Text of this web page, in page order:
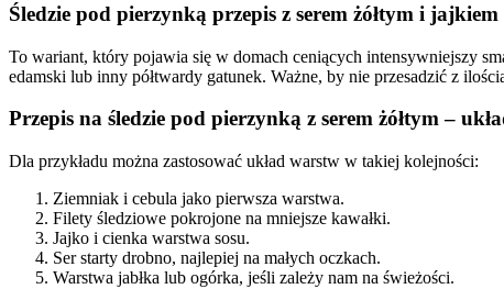
Śledzie pod pierzynką przepis z serem żółtym i jajkiem
To wariant, który pojawia się w domach ceniących intensywniejszy
edamski lub inny półtwardy gatunek. Ważne, by nie przesadzić z
Przepis na śledzie pod pierzynką z serem żółtym –
Dla przykładu można zastosować układ warstw w takiej kolejności:
Ziemniak i cebula jako pierwsza warstwa.
Filety śledziowe pokrojone na mniejsze kawałki.
Jajko i cienka warstwa sosu.
Ser starty drobno, najlepiej na małych oczkach.
Warstwa jabłka lub ogórka, jeśli zależy nam na świeżości.